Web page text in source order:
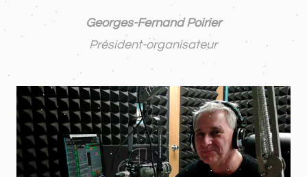
Georges-Fernand Poirier
Président-organisateur